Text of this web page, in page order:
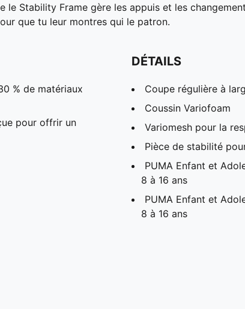
Stability Frame gère les appuis et les
que tu leur montres qui le patron.
% de matériaux
pour offrir un
DÉTAILS
Coupe régulière à
Coussin Variofoam
Variomesh pour la
Pièce de stabilité
PUMA Enfant et
8 à 16 ans
PUMA Enfant et
8 à 16 ans